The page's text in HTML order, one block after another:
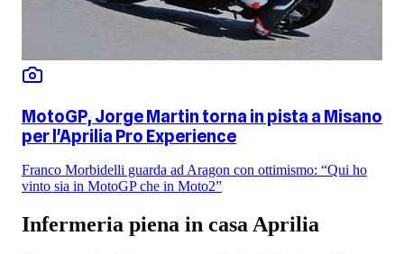
MotoGP, Jorge Martin torna in pista a Misano
per l'Aprilia Pro Experience
Franco Morbidelli guarda ad Aragon con ottimismo: “Qui ho
vinto sia in MotoGP che in Moto2”
Infermeria piena in casa Aprilia